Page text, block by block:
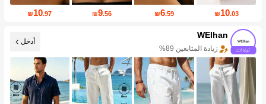
₪10.03
₪6.59
₪9.56
₪10.97
WEIhan
زيادة المتابعين 89%
أدخل